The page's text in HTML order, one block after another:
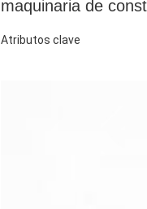
maquinaria de
Atributos clave